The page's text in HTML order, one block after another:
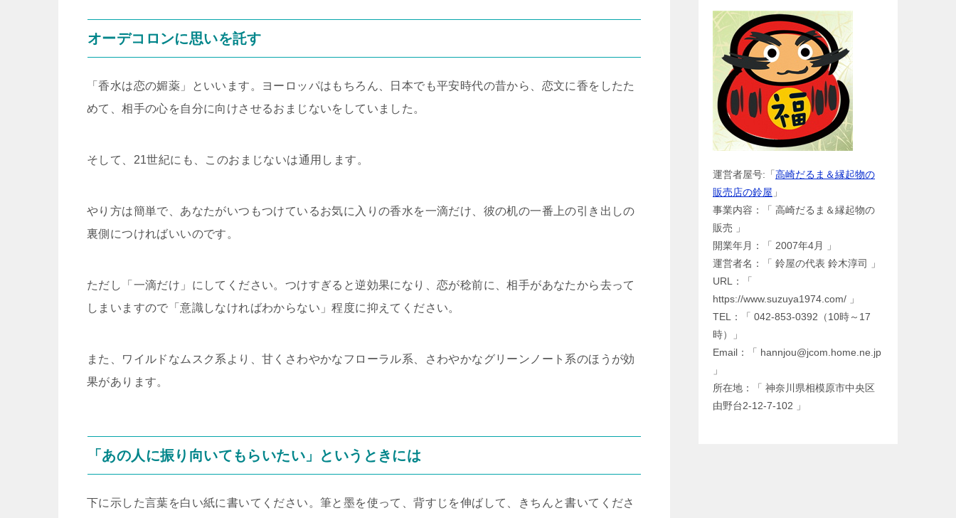
オーデコロンに思いを託す
「香水は恋の媚薬」といいます。ヨーロッパはもちろん、日本でも平安時代の昔から、恋文に香をしたた
めて、相手の心を自分に向けさせるおまじないをしていました。
そして、21世紀にも、このおまじないは通用します。
やり方は簡単で、あなたがいつもつけているお気に入りの香水を一滴だけ、彼の机の一番上の引き出しの
裏側につければいいのです。
ただし「一滴だけ」にしてください。つけすぎると逆効果になり、恋が稔前に、相手があなたから去って
しまいますので「意識しなければわからない」程度に抑えてください。
また、ワイルドなムスク系より、甘くさわやかなフローラル系、さわやかなグリーンノート系のほうが効
果があります。
「あの人に振り向いてもらいたい」というときには
下に示した言葉を白い紙に書いてください。筆と墨を使って、背すじを伸ばして、きちんと書いてくださ
運営者屋号:「 高崎だるま＆縁起物の
販売店の鈴屋 」
事業内容：「 高崎だるま＆縁起物の
販売 」
開業年月：「 2007年4月 」
運営者名：「 鈴屋の代表 鈴木淳司 」
URL：「
https://www.suzuya1974.com/ 」
TEL：「 042-853-0392（10時～17
時）」
Email：「 hannjou@jcom.home.ne.jp
」
所在地：「 神奈川県相模原市中央区
由野台2-12-7-102 」